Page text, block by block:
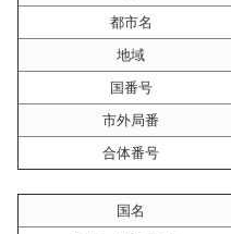
都市名
地域
国番号
市外局番
合体番号
国名